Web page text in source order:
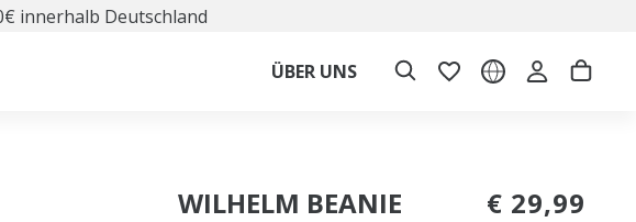
innerhalb Deutschland
ÜBER UNS
WILHELM BEANIE € 29,99